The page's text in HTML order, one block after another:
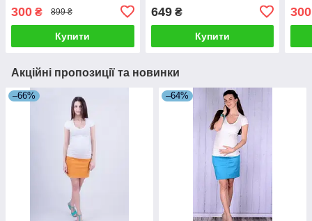
300 ₴ 899 ₴
Купити
649₴
Купити
300
Акційні пропозиції та новинки
–66% –64%